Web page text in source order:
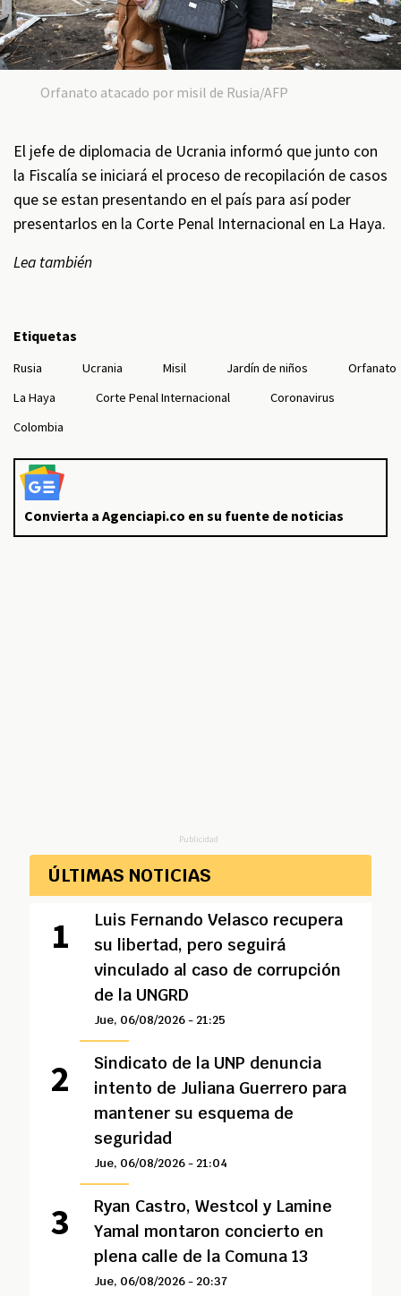
Orfanato atacado por misil de Rusia/AFP
El jefe de diplomacia de Ucrania informó que junto con
la Fiscalía se iniciará el proceso de recopilación de casos
que se estan presentando en el país para así poder
presentarlos en la Corte Penal Internacional en La Haya.
Lea también
Etiquetas
Rusia Ucrania Misil Jardín de niños
Orfanato
La Haya
Corte Penal Internacional
Coronavirus
Colombia
Convierta a Agenciapi.co en su fuente de noticias
Publicidad
ÚLTIMAS NOTICIAS
Luis Fernando Velasco recupera
su libertad, pero seguirá
vinculado al caso de corrupción
de la UNGRD
Jue, 06/08/2026 - 21:25
Sindicato de la UNP denuncia
intento de Juliana Guerrero para
mantener su esquema de
seguridad
Jue, 06/08/2026 - 21:04
Ryan Castro, Westcol y Lamine
Yamal montaron concierto en
plena calle de la Comuna 13
Jue, 06/08/2026 - 20:37